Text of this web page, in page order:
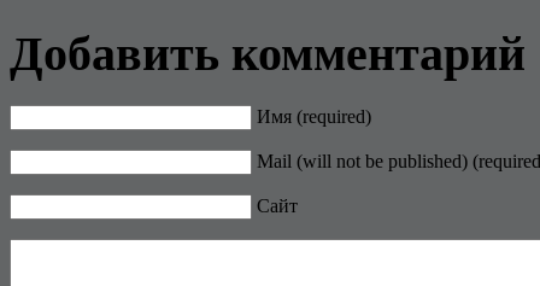
Добавить комментарий
Имя (required)
Mail (will not be published)
Сайт